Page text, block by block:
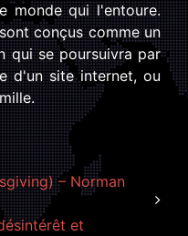
monde qui l'entoure.
conçus comme un
qui se poursuivra par
d'un site internet, ou
– Norman
et